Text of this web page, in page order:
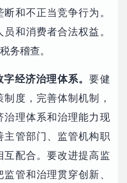
和不正当竞争行为。
和消费者合法权益。
务稽查。
字经济治理体系。要健
度，完善体制机制，
治理体系和治理能力现
主管部门、监管机构职
互配合。要改进提高监
管和治理贯穿创新、